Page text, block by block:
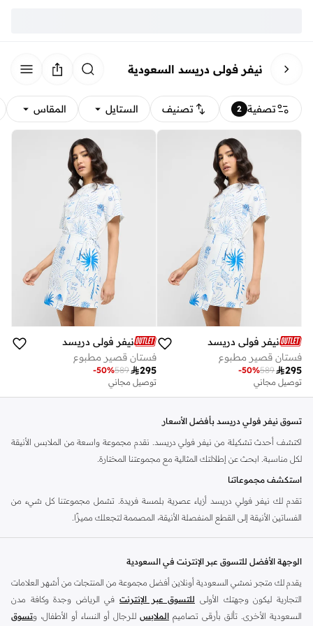
نيفر فولي دريسد السعودية
تصفية 2 تصنيف الستايل المقاس
نيفر فولي دريسد
فستان قصير مطبوع
295
589
-50%
توصيل مجاني
نيفر فولي دريسد
فستان قصير مطبوع
295
589
-50%
توصيل مجاني
تسوق نيفر فولي دريسد بأفضل الأسعار
اكتشف أحدث تشكيلة من نيفر فولي دريسد. نقدم مجموعة واسعة من الملابس الأنيقة
لكل مناسبة. ابحث عن إطلالتك المثالية مع مجموعتنا المختارة.
استكشف مجموعاتنا
تقدم لك نيفر فولي دريسد أزياء عصرية بلمسة فريدة. تشمل مجموعتنا كل شيء من
الفساتين الأنيقة إلى القطع المنفصلة الأنيقة، المصممة لتجعلك مميزًا.
الميزات الرئيسية:
طبعات ونقوش فريدة
قصات جذابة
أقمشة عالية الجودة
الوجهة الأفضل للتسوق عبر الإنترنت في السعودية
يقدم لك متجر نمشي السعودية أونلاين أفضل مجموعة من المنتجات من أشهر العلامات
التجارية ليكون وجهتك الأولى للتسوق عبر الإنترنت في الرياض وجدة وكافة مدن
السعودية الأخرى. تألق بأرقى تصاميم الملابس للرجال أو النساء أو الأطفال، وتسوق